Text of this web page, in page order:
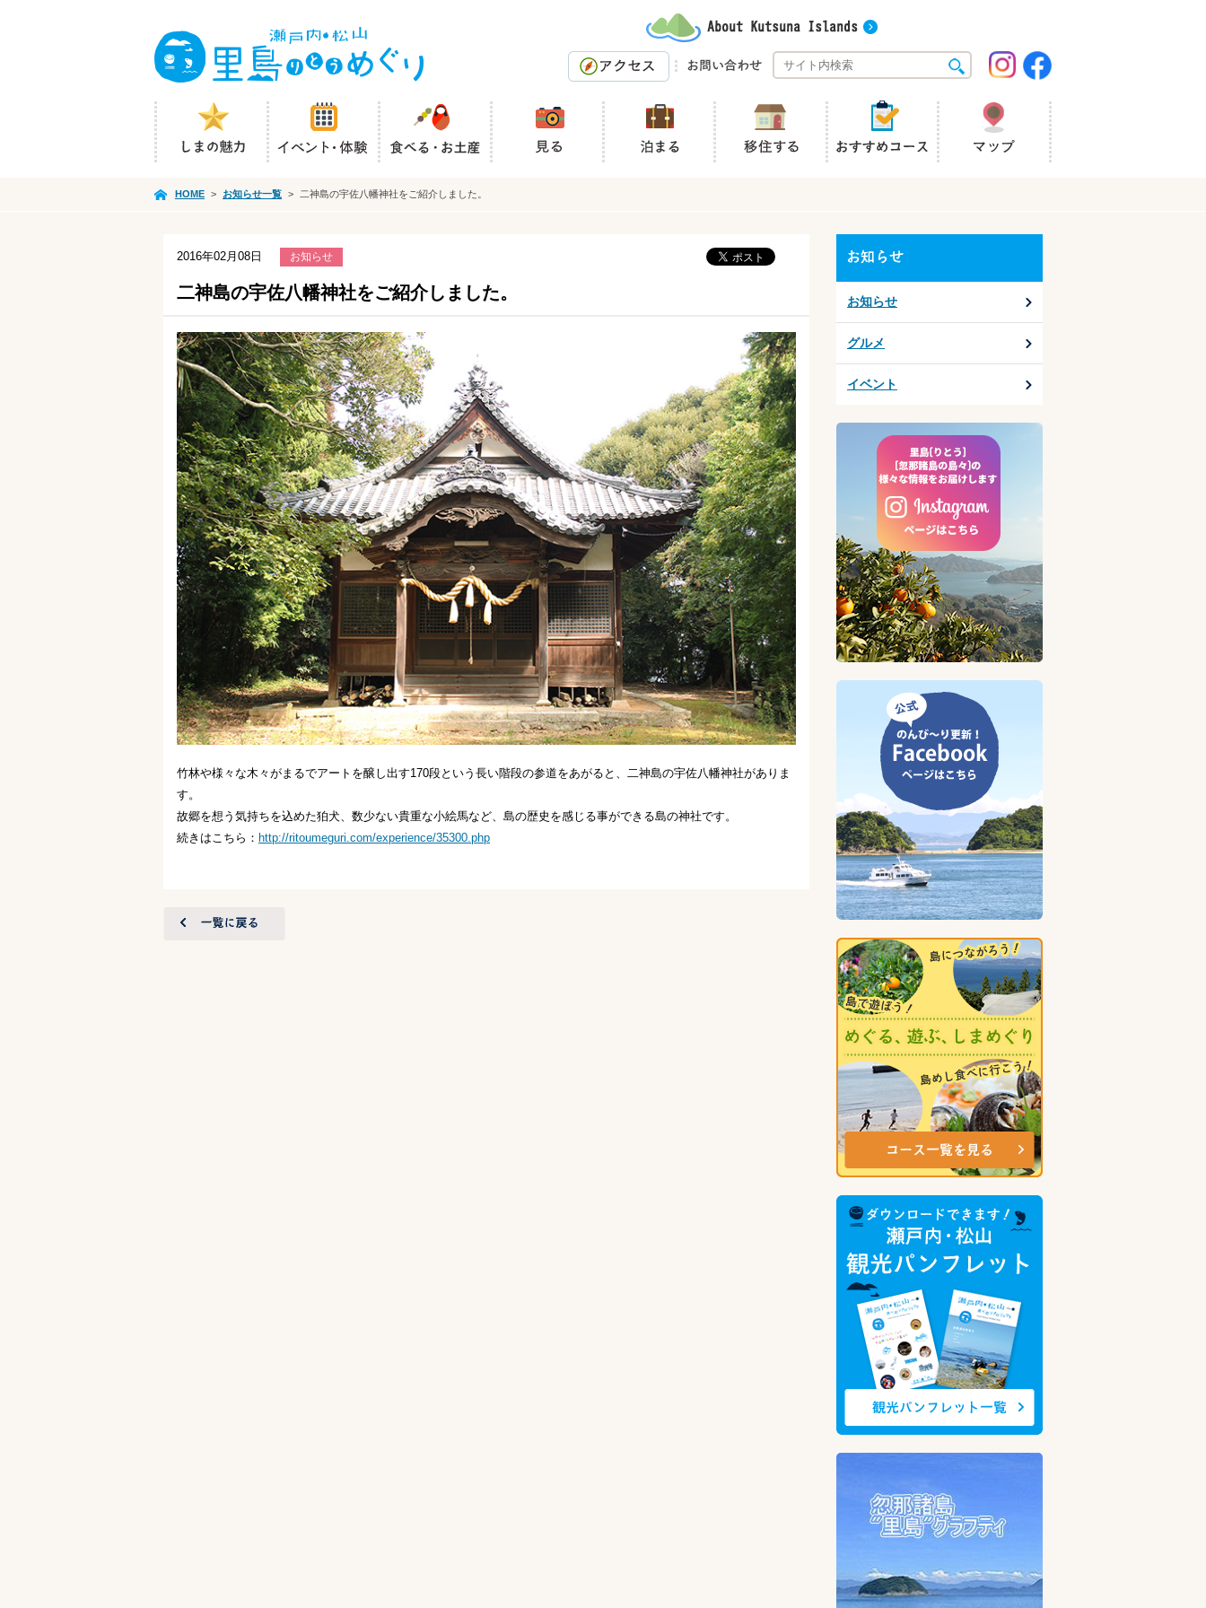
HOME > お知らせ一覧 > 二神島の宇佐八幡神社をご紹介しました。
2016年02月08日 お知らせ
二神島の宇佐八幡神社をご紹介しました。
竹林や様々な木々がまるでアートを醸し出す170段という長い階段の参道をあがると、二神島の宇佐八幡神社がありま
す。
故郷を想う気持ちを込めた狛犬、数少ない貴重な小絵馬など、島の歴史を感じる事ができる島の神社です。
続きはこちら： http://ritoumeguri.com/experience/35300.php
お知らせ
グルメ
イベント